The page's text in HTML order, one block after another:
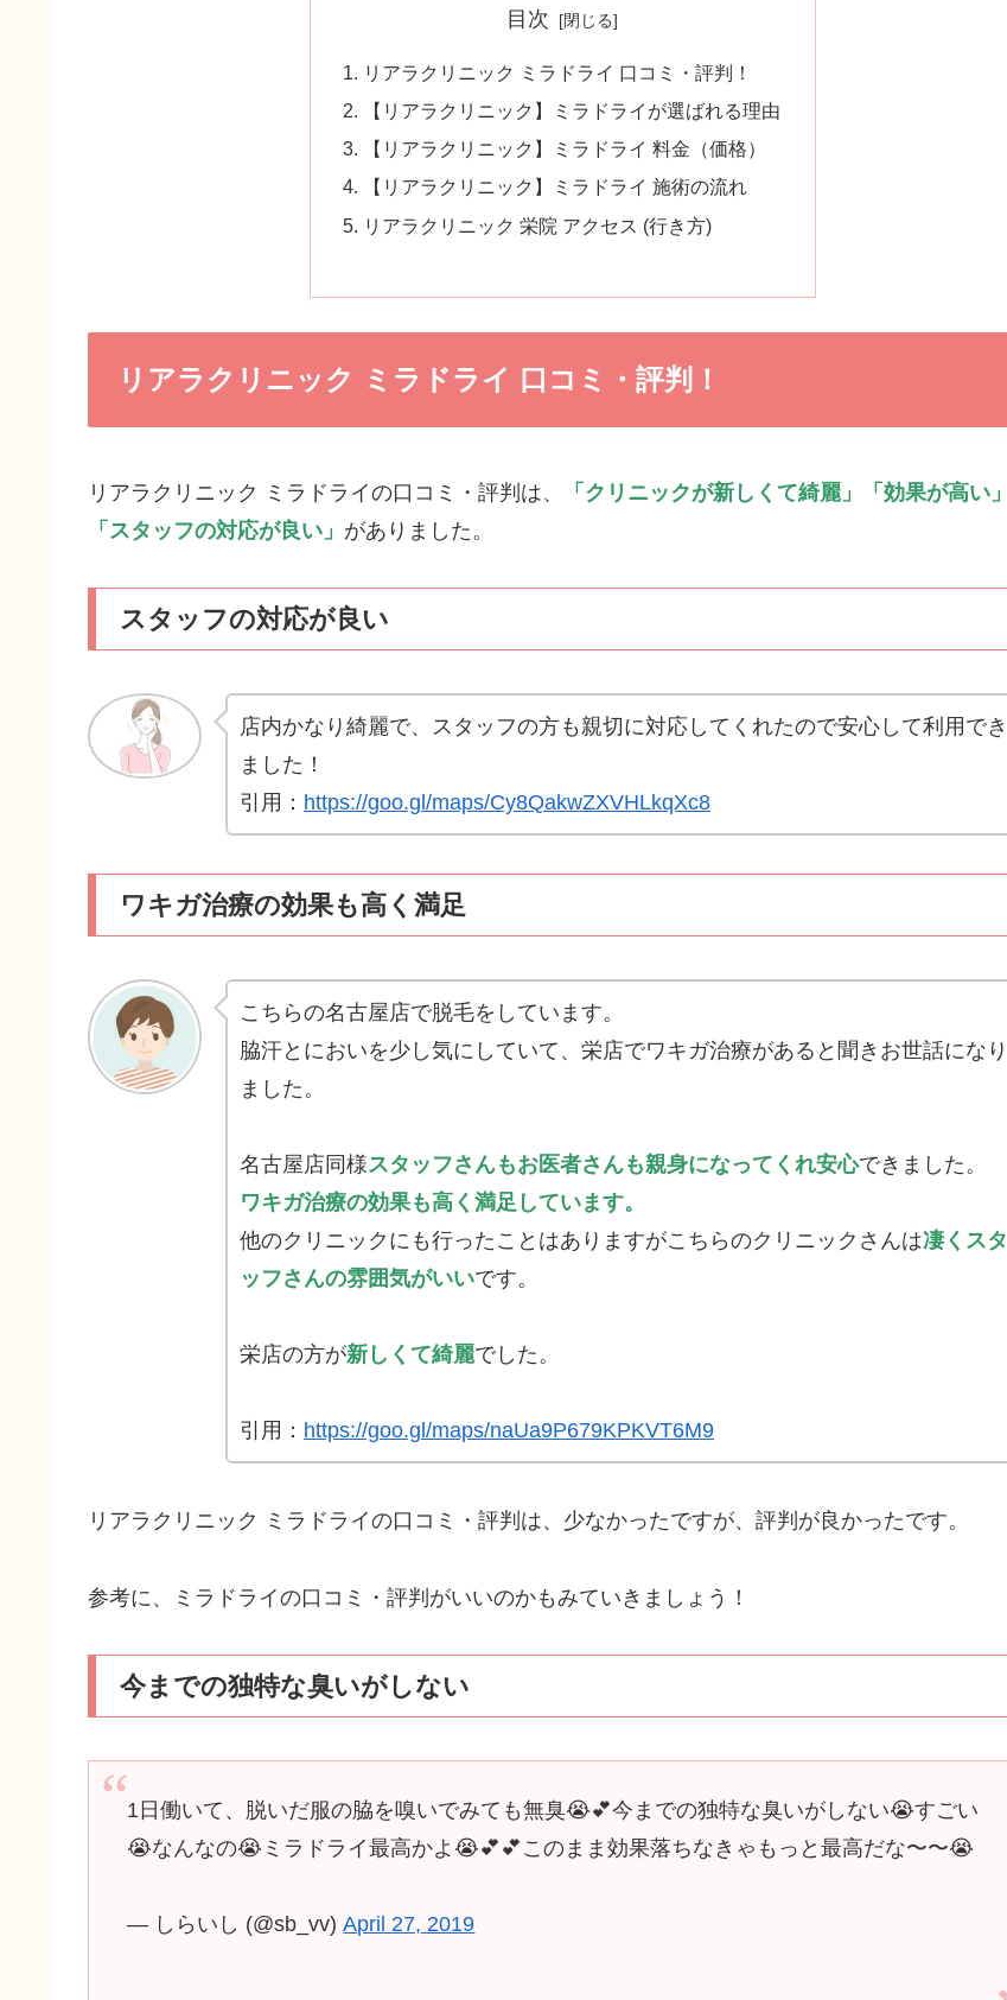
目次
リアラクリニック ミラドライ 口コミ・評判！
【リアラクリニック】ミラドライが選ばれる理由
【リアラクリニック】ミラドライ 料金（価格）
【リアラクリニック】ミラドライ 施術の流れ
リアラクリニック 栄院 アクセス (行き方)
リアラクリニック ミラドライ 口コミ・評判！
リアラクリニック ミラドライの口コミ・評判は、
「クリニックが新しくて綺麗」「効果が高い」
「スタッフの対応が良い」 がありました。
スタッフの対応が良い
店内かなり綺麗で、スタッフの方も親切に対応してくれたので安心して利用でき
ました！
引用： https://goo.gl/maps/Cy8QakwZXVHLkqXc8
ワキガ治療の効果も高く満足
こちらの名古屋店で脱毛をしています。
脇汗とにおいを少し気にしていて、栄店でワキガ治療があると聞きお世話になり
ました。
名古屋店同様スタッフさんもお医者さんも親身になってくれ安心できました。
ワキガ治療の効果も高く満足しています。
他のクリニックにも行ったことはありますがこちらのクリニックさんは凄くスタ
ッフさんの雰囲気がいいです。
栄店の方が新しくて綺麗でした。
引用： https://goo.gl/maps/naUa9P679KPKVT6M9
リアラクリニック ミラドライの口コミ・評判は、少なかったですが、評判が良かったです。
参考に、ミラドライの口コミ・評判がいいのかもみていきましょう！
今までの独特な臭いがしない
1日働いて、脱いだ服の脇を嗅いでみても無臭😭💕今までの独特な臭いがしない😭すごい
😭なんなの😭ミラドライ最高かよ😭💕💕このまま効果落ちなきゃもっと最高だな〜〜😭
— しらいし (@sb_vv)April 27, 2019